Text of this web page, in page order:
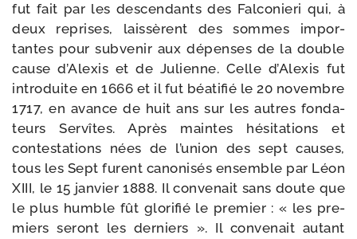
fut fait par les des­cen­dants des Falconieri qui, à
deux reprises, lais­sèrent des sommes impor­
tantes pour sub­ve­nir aux dépenses de la double
cause d’Alexis et de Julienne. Celle d’Alexis fut
intro­duite en 1666 et il fut béa­ti­fié le 20 novembre
1717, en avance de huit ans sur les autres fon­da­
teurs Servîtes. Après maintes hési­ta­tions et
contes­ta­tions nées de l’union des sept causes,
tous les Sept furent cano­ni­sés ensemble par Léon
XIII, le 15 jan­vier 1888. Il conve­nait sans doute que
le plus humble fût glo­ri­fié le pre­mier : « les pre­
miers seront les der­niers ». Il conve­nait autant